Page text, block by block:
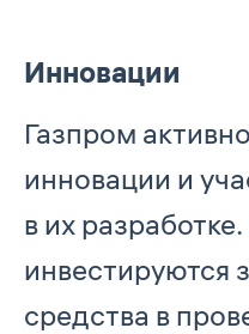
Инновации
Газпром
инновации и
в их
инвестируются
средства в